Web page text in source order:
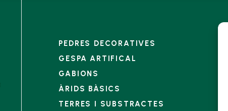
PEDRES DECORATIVES
GESPA ARTIFICAL
GABIONS
ÀRIDS BÀSICS
TERRES I SUBSTRACTES